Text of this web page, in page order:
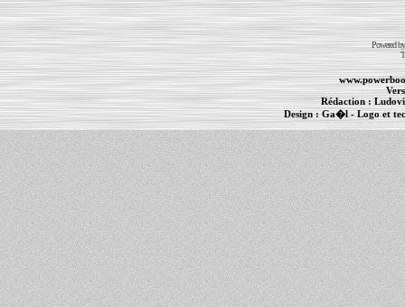
Powered
Rédaction :
Design : Ga�l- Logo et